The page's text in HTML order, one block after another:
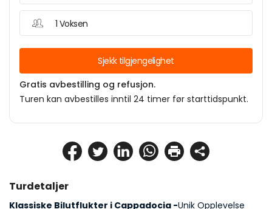
Turdetaljer
Klassiske Bilutflukter i Cappadocia -Unik Opplevelse
1 Voksen
Sjekk tilgjengelighet
Gratis avbestilling og refusjon.
Turen kan avbestilles inntil 24 timer før starttidspunkt.